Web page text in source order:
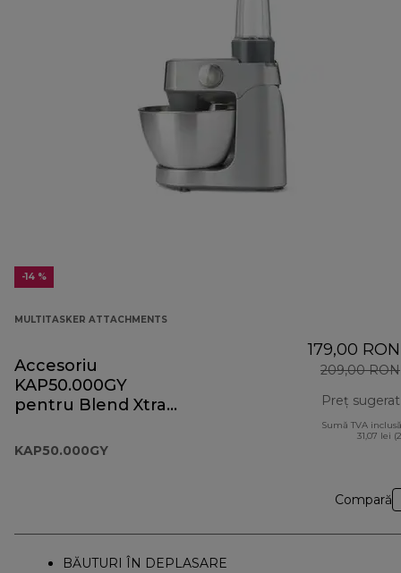
-14 %
MULTITASKER ATTACHMENTS
Accesoriu
KAP50.000GY
pentru Blend Xtract
KAP50.000GY
179,00 RON
209,00 RON
Preț sugerat
Sumă TVA
31,07 lei
Compară
BĂUTURI ÎN DEPLASARE